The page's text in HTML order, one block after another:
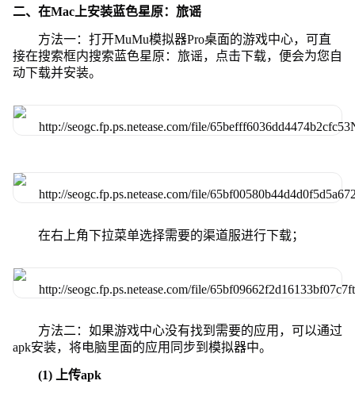
二、在Mac上安装蓝色星原：旅谣
方法一：打开MuMu模拟器Pro桌面的游戏中心，可直
接在搜索框内搜索蓝色星原：旅谣，点击下载，便会为您自
动下载并安装。
在右上角下拉菜单选择需要的渠道服进行下载；
方法二：如果游戏中心没有找到需要的应用，可以通过
apk安装，将电脑里面的应用同步到模拟器中。
(1) 上传apk